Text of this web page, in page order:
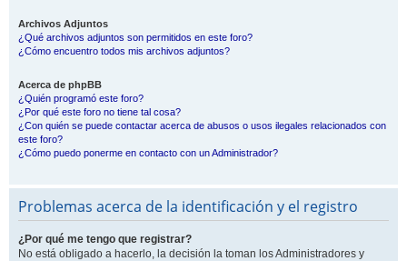
Archivos Adjuntos
¿Qué archivos adjuntos son permitidos en este foro?
¿Cómo encuentro todos mis archivos adjuntos?
Acerca de phpBB
¿Quién programó este foro?
¿Por qué este foro no tiene tal cosa?
¿Con quién se puede contactar acerca de abusos o usos ilegales relacionados con
este foro?
¿Cómo puedo ponerme en contacto con un Administrador?
Problemas acerca de la identificación y el registro
¿Por qué me tengo que registrar?
No está obligado a hacerlo, la decisión la toman los Administradores y